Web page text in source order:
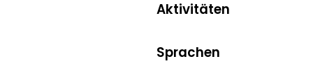
Aktivitäten
Sprachen